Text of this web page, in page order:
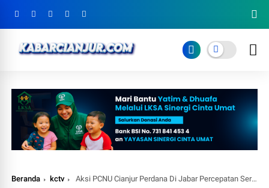
Beranda kctv Aksi PCNU Cianjur Perdana Di Jabar Percepatan Sertifikasi Tanah Wakaf